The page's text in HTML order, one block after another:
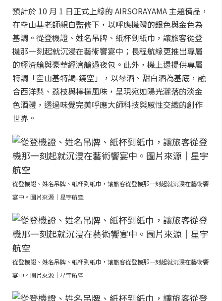
預計於 10 月 1 日正式上線的 AIRSORAYAMA 主題備品，
在空山基老師親自監修下，以呼應機體的銀色與金色為
基調。從登機證、姓名吊牌、紙杯到紙巾，讓旅客從登
機那一刻起就沉浸在藝術饗宴中；長程航線更推出專屬
的經濟艙與豪華經濟艙過夜包。此外，機上還提供專屬
特調「空山基特調-鏡空」，以琴酒、甜白酒為基底，融
合西洋梨、荔枝與檸檬風味，呈現宛如陽光灑落的淡金
色酒體，透過味覺完美呼應大師科技與感性交織的創作
世界。
從登機證、姓名吊牌、紙杯到紙巾，讓旅客從登機那一刻起就沉浸在藝術饗
宴中。圖片來源｜星宇航空
從登機證、姓名吊牌、紙杯到紙巾，讓旅客從登機那一刻起就沉浸在藝術饗
宴中。圖片來源｜星宇航空